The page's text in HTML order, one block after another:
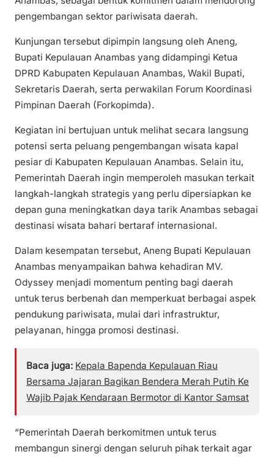
pengembangan sektor pariwisata daerah.
Kunjungan tersebut dipimpin langsung oleh Aneng,
Bupati Kepulauan Anambas yang didampingi Ketua
DPRD Kabupaten Kepulauan Anambas, Wakil Bupati,
Sekretaris Daerah, serta perwakilan Forum Koordinasi
Pimpinan Daerah (Forkopimda).
Kegiatan ini bertujuan untuk melihat secara langsung
potensi serta peluang pengembangan wisata kapal
pesiar di Kabupaten Kepulauan Anambas. Selain itu,
Pemerintah Daerah ingin memperoleh masukan terkait
langkah-langkah strategis yang perlu dipersiapkan ke
depan guna meningkatkan daya tarik Anambas sebagai
destinasi wisata bahari bertaraf internasional.
Dalam kesempatan tersebut, Aneng Bupati Kepulauan
Anambas menyampaikan bahwa kehadiran MV.
Odyssey menjadi momentum penting bagi daerah
untuk terus berbenah dan memperkuat berbagai aspek
pendukung pariwisata, mulai dari infrastruktur,
pelayanan, hingga promosi destinasi.
Baca juga: Kepala Bapenda Kepulauan Riau
Bersama Jajaran Bagikan Bendera Merah Putih Ke
Wajib Pajak Kendaraan Bermotor di Kantor Samsat
“Pemerintah Daerah berkomitmen untuk terus
membangun sinergi dengan seluruh pihak terkait agar